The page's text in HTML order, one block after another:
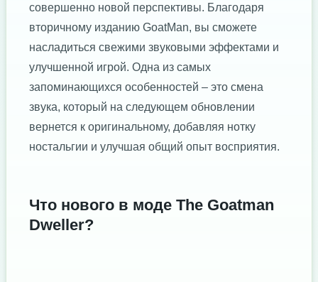
совершенно новой перспективы. Благодаря
вторичному изданию GoatMan, вы сможете
насладиться свежими звуковыми эффектами и
улучшенной игрой. Одна из самых
запоминающихся особенностей – это смена
звука, который на следующем обновлении
вернется к оригинальному, добавляя нотку
ностальгии и улучшая общий опыт восприятия.
Что нового в моде The Goatman
Dweller?